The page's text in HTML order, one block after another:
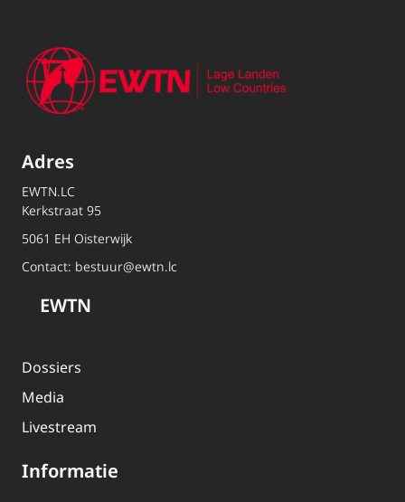
Adres
EWTN.LC
Kerkstraat 95
5061 EH Oisterwijk
Contact: bestuur@ewtn.lc
EWTN
Dossiers
Media
Livestream
Informatie